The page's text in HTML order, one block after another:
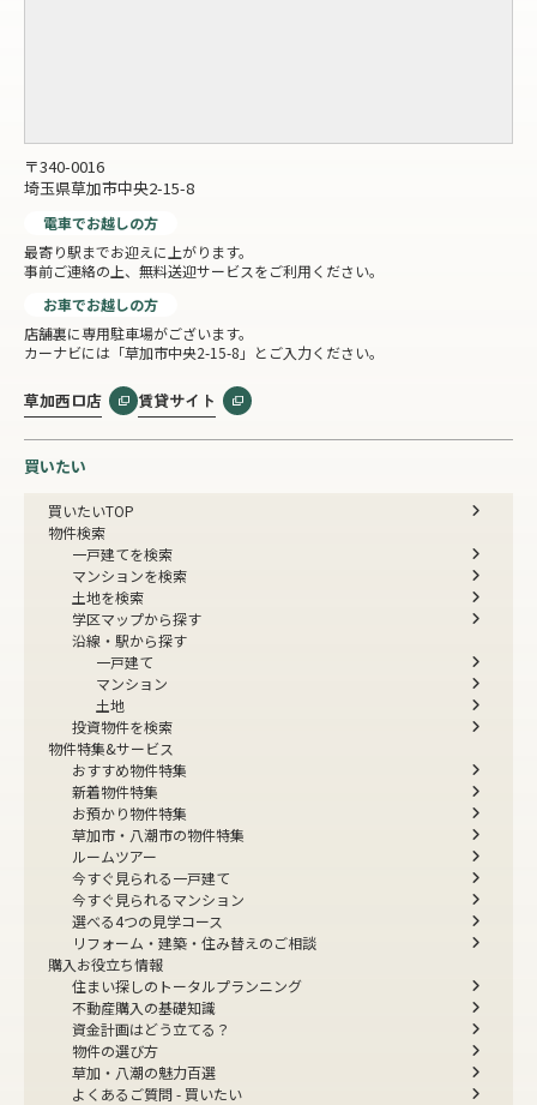
〒340-0016
埼玉県草加市中央2-15-8
電車でお越しの方
最寄り駅までお迎えに上がります。
事前ご連絡の上、無料送迎サービスをご利用ください。
お車でお越しの方
店舗裏に専用駐車場がございます。
カーナビには「草加市中央2-15-8」とご入力ください。
草加西口店 賃貸サイト
買いたい
買いたいTOP
物件検索
一戸建てを検索
マンションを検索
土地を検索
学区マップから探す
沿線・駅から探す
一戸建て
マンション
土地
投資物件を検索
物件特集&サービス
おすすめ物件特集
新着物件特集
お預かり物件特集
草加市・八潮市の物件特集
ルームツアー
今すぐ見られる一戸建て
今すぐ見られるマンション
選べる4つの見学コース
リフォーム・建築・住み替えのご相談
購入お役立ち情報
住まい探しのトータルプランニング
不動産購入の基礎知識
資金計画はどう立てる？
物件の選び方
草加・八潮の魅力百選
よくあるご質問 - 買いたい